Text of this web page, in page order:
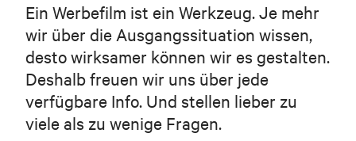
Ein Werbefilm ist ein Werkzeug. Je mehr
wir über die Ausgangssituation wissen,
desto wirksamer können wir es gestalten.
Deshalb freuen wir uns über jede
verfügbare Info. Und stellen lieber zu
viele als zu wenige Fragen.